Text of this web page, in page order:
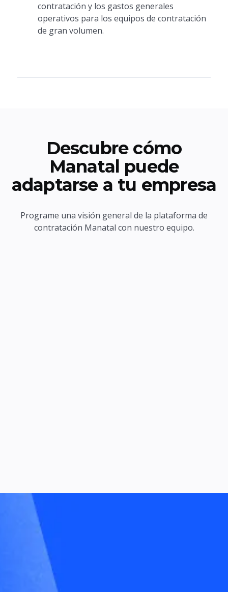
contratación y los gastos generales
operativos para los equipos de contratación
de gran volumen.
Descubre cómo
Manatal puede
adaptarse a tu empresa
Programe una visión general de la plataforma de
contratación Manatal con nuestro equipo.